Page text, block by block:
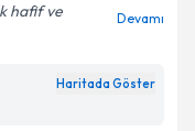
hafif ve
Devamı
Haritada Göster